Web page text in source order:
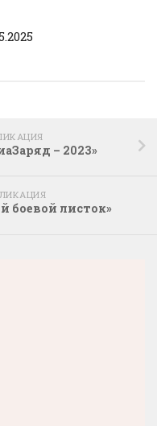
– 2023»
боевой листок»